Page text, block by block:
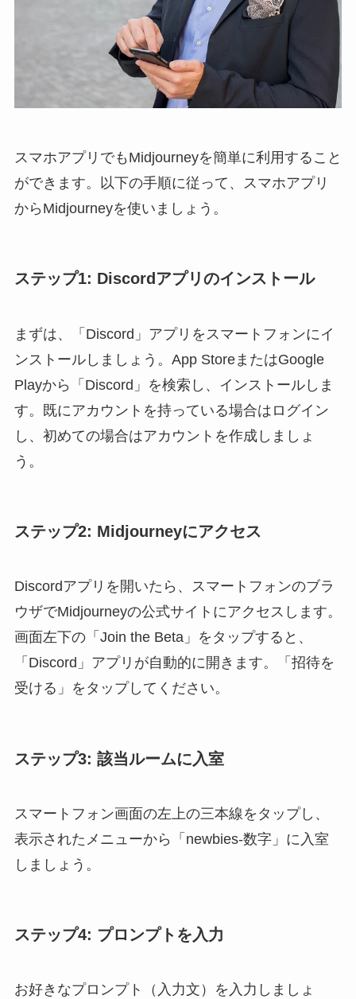
スマホアプリでもMidjourneyを簡単に利用すること
ができます。以下の手順に従って、スマホアプリ
からMidjourneyを使いましょう。
ステップ1: Discordアプリのインストール
まずは、「Discord」アプリをスマートフォンにイ
ンストールしましょう。App StoreまたはGoogle
Playから「Discord」を検索し、インストールしま
す。既にアカウントを持っている場合はログイン
し、初めての場合はアカウントを作成しましょ
う。
ステップ2: Midjourneyにアクセス
Discordアプリを開いたら、スマートフォンのブラ
ウザでMidjourneyの公式サイトにアクセスします。
画面左下の「Join the Beta」をタップすると、
「Discord」アプリが自動的に開きます。「招待を
受ける」をタップしてください。
ステップ3: 該当ルームに入室
スマートフォン画面の左上の三本線をタップし、
表示されたメニューから「newbies-数字」に入室
しましょう。
ステップ4: プロンプトを入力
お好きなプロンプト（入力文）を入力しましょ